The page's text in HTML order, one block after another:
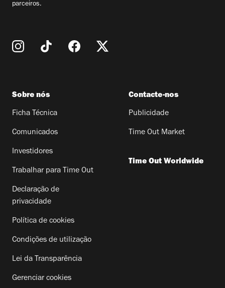
parceiros.
Sobre nós
Ficha Técnica
Comunicados
Investidores
Trabalhar para Time Out
Declaração de
privacidade
Política de cookies
Condições de utilização
Lei da Transparência
Gerenciar cookies
Contacte-nos
Publicidade
Time Out Market
Time Out Worldwide